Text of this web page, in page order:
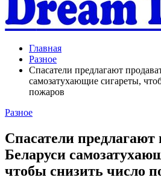
Главная
Разное
Спасатели предлагают
самозатухающие сигареты,
пожаров
Разное
Спасатели предлагают
Беларуси
чтобы снизить число